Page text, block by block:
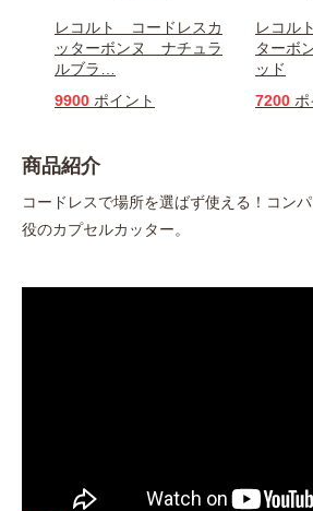
レコルト コードレスカ
ッターボンヌ ナチュラ
ルブラ
9900 ポイント
レコル
ターボ
ッド
7200 ポ
商品紹介
コードレスで場所を選ばず使える！コン
役のカプセルカッター。